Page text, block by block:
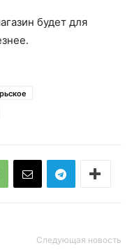
будет для
Следующая новость